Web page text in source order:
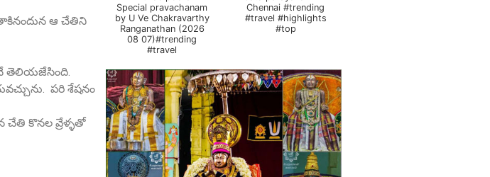
ఆ చేతిని
తెలియజేసింది.
పరి శేషనం
చేతి కొనల వ్రేళ్ళతో
Special pravachanam
by U Ve Chakravarthy
Ranganathan (2026
08 07)#trending
#travel
Chennai #trending
#travel #highlights
#top